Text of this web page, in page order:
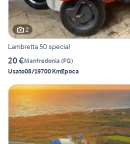
2
Lambretta 50 special
20 €Manfredonia (FG)
Usato08/19700 KmEpoca